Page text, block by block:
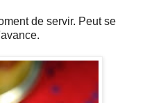
de servir. Peut se